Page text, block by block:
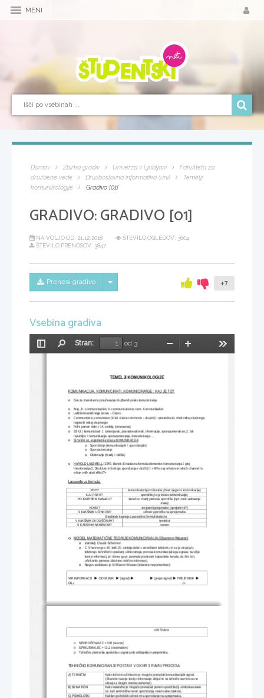
MENI
Domov Zbirka gradiv Univerza v Ljubljani
Fakulteta za
družbene vede
Družboslovna informatika (uni)
Temelji
komunikologije
Gradivo [01]
GRADIVO:GRADIVO [01]
NA VOLJO OD: 21.12.2018
ŠTEVILO OGLEDOV: 3604
ŠTEVILO PRENOSOV: 3847
Prenesi gradivo Skrij/prikaži meni +7
Vsebina gradiva
Preklopi
Stran:
od 3
Pomanjšaj
TEMELJI KOMUNIKOLOGIJE
KOMUNIKACIJA, KOMUNICIRATI, KOMUNICIRANJE : KAJ JE TO?
o Gre za znanstveno preučevanje družbenih praks komuniciranja
o
Ang., fr. communnication; it. communicazione; nem. Kommunikation
o
Latinizem antičnega izvora – Cicero
o
Communicatio, comunicare (iz lat. izraza communis – skupno): »posredovati, imeti nekaj skupnega,
napraviti nekaj skupnega«
o
Polni pomen dobi v 14. stoletju (renesansa)
o
SSKJ  komunicirati: 1. izmenjavati, posredovati misli, informacije, sporazumevati se; 2. biti
razumljiv;  komunikacija: sporazumevanje, komuniciranje ...
o
Sinonimi oz. sopomenke izraza KOMUNIKACIJA
o
Sporočanje (komunikacijski  sporočanjski)
o
Sporazumevanje
o
Občevanje (medij  občila)
o HAROLD LASSWELL (1949, članek: Enostavna formula elementov komuniciranja  glej
Hrestomatija 2, Struktura in funkcija sporočanja v družbi)  » Who say what over which channel to
whom with what effect?«
Lasswellova formula:
KDO? komunikator/sporočevalec (brez njega ni komunikacije)
KAJ PRAVI?
sporočilo (to je bistvo komunikacije)
PO KATEREM KANALU?
kanal oz. medij prenosa sporočila (npr. zvok-valovanje
zraka)
KOMU?
recipent/sprejemalec (sprejemnik?)
S KAKŠNIM UČINKOM?
učinek sporočila na sprejemalca
Braddock kasneje Lasswellovi formuli doda še:
V KAKŠNIH OKOLIŠČINAH?
kontekst
S KAKŠNIM NAMENOM?
namen
o MODEL MATEMATIČNE TEORIJE KOMUNICIRANJA (Shannon-Weaver)
o
Izumitelj: Claude Schannon
o
C. Shannon je v 40. letih 20. stoletja delal v ameriškem telekomu in se je ukvarjal s
telefonijo, tehničnimi vprašanji učinkovitega prenosa komunikacijskega signala; razvil je
teorijo informacij, pri čemer ga je zanimala predvsem kapaciteta kanala, da čim bolj
učinkovito prenese določeno količino informacij;
o
Njegov sodelavec je bil Warren Weaver (relativno nepomemben)
VIR INFORMACIJ 
  ODDAJNIK
 (signal)   (prejet signal)  PREJEMNIK 
CILJ

VIR ŠUMA
o
SPOROČEVALEC = VIR (source)
o
SPREJEMALEC = CILJ (destination)
o
Tehnična pretvorba sporočila v signal prek oddajnika in prejemnika.
TEHNIČNO KOMUNICIRANJE POSTAVI V OKVIR 3 RAVNI PROCESA
A) TEHNIČNI
Kako točno in učinkovito je mogoče prenašati komunikacijski signal.
(Shannon razvije teorijo informacije izključno na tehnični ravni in se ne
ukvarja z drugim dvema ravnema!)
B) SEMATIČNI
Kako natančno je mogoče prenašati pomen sporočila (tj. simbolna raven
oz. tudi semiotična raven sporočanja, raven rabe znakov).
C) PSIHOLOŠKI
Kakšen psihološki učinek ima sporočanje na sprejemalca.